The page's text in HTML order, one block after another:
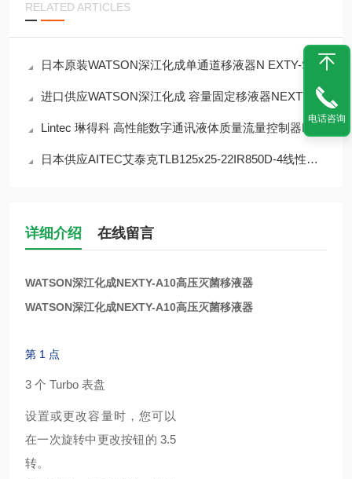
RELATED ARTICLES
日本原装WATSON深江化成单通道移液器N EXTY-S20 2~20 微升
进口供应WATSON深江化成 容量固定移液器NEXTY-F200 200μL
Lintec 琳得科 高性能数字通讯液体质量流量控制器LC-3000L
日本供应AITEC艾泰克TLB125x25-22IR850D-4线性漫射灯
详细介绍 在线留言
WATSON深江化成NEXTY-A10高压灭菌移液器
WATSON深江化成NEXTY-A10高压灭菌移液器
第 1 点
3 个 Turbo 表盘
设置或更改容量时，您可以
在一次旋转中更改按钮的 3.5
转。
电话咨询